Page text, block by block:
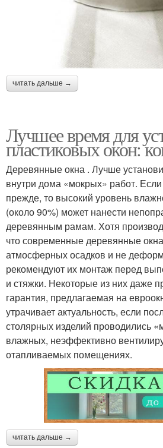
читать дальше →
Лучшее время для
пластиковых окон:
Деревянные окна . Лучше
внутри дома «мокрых» работ. Если
прежде, то высокий уровень
(около 90%) может нанести
деревянным рамам. Хотя
что современные деревянные
атмосферных осадков и не
рекомендуют их монтаж перед
и стяжки. Некоторые из них даже
гарантия, предлагаемая на
утрачивает актуальность, если
столярных изделий проводились
влажных, неэффективно
отапливаемых помещениях.
читать дальше →